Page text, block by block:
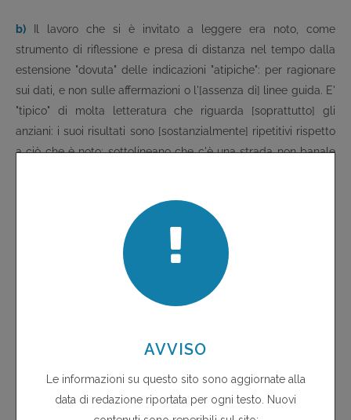
b) Il lavoro che si è invitato a leggere era noto, come
strumento di riflessione e presa di distanza nel tempo dalla
estensione "dovuta" delle indicazioni "atipiche": per ragionare
sui dati, e non sulle affermazioni o l'[assenza di] linee guida. E'
"tipico" di molta letteratura che riguarda [soprattutto] gli
anziani: i suoi risultati sono [sostanzialmente] ripetitivi rispetto
a ciò che è noto: sottolineano che c'è una strada non banale
riescono ad essere sufficientemente interessanti-importanti da
entrare in una progettualità. La cosa è tutt'altro che strana: è
ben difficile essere "appropriati" quando l'"oggetto"
dell'intervento non è sostanzialmente conosciuto perché
rimasto marginale nella ricerca clinica controllata, non tanto
psicogeriatria sono ben note come aree fortemente carenti
dal punto di vista della metodologia-adeguatezza-
rappresentatività dei trial.L'invito - il secondo, il più importante
per le sue possibili implicazioni - è a questo punto molto